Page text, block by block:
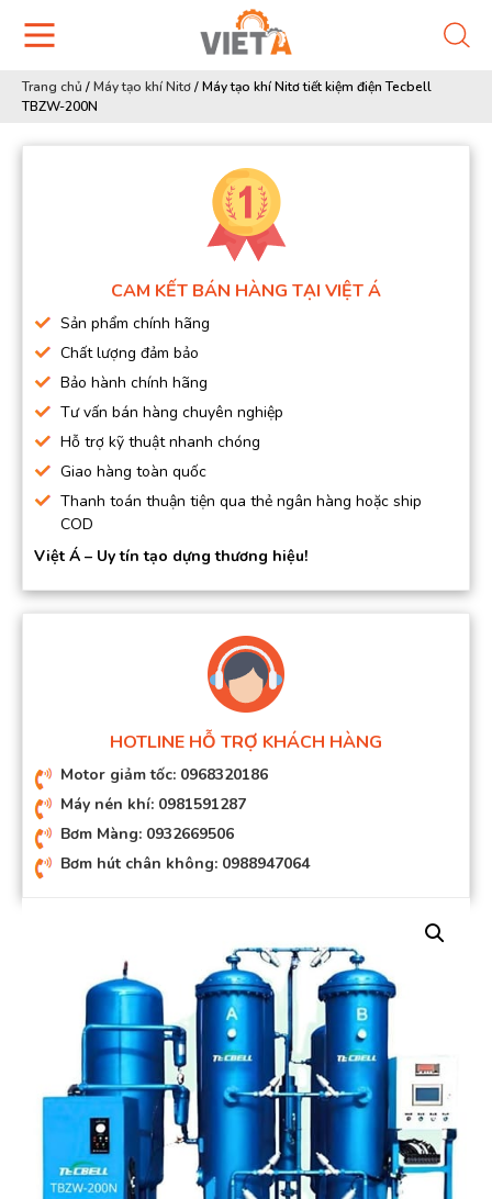
Trang chủ /Máy tạo khí Nitơ/Máy tạo khí Nitơ tiết kiệm điện Tecbell
TBZW-200N
CAM KẾT BÁN HÀNG TẠI VIỆT Á
Sản phẩm chính hãng
Chất lượng đảm bảo
Bảo hành chính hãng
Tư vấn bán hàng chuyên nghiệp
Hỗ trợ kỹ thuật nhanh chóng
Giao hàng toàn quốc
Thanh toán thuận tiện qua thẻ ngân hàng hoặc ship
COD
Việt Á – Uy tín tạo dựng thương hiệu!
HOTLINE HỖ TRỢ KHÁCH HÀNG
Motor giảm tốc: 0968320186
Máy nén khí: 0981591287
Bơm Màng: 0932669506
Bơm hút chân không: 0988947064